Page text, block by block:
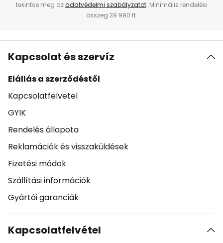
tekintse meg azadatvédelmi szabályzatot. Minimális rendelési
összeg 39 990 ft.
Kapcsolat és szervíz
Elállás a szerződéstől
Kapcsolatfelvetel
GYIK
Rendelés állapota
Reklamációk és visszaküldések
Fizetési módok
Szállítási információk
Gyártói garanciák
Kapcsolatfelvétel